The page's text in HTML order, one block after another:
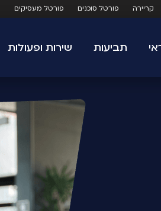
קריירה פורטל סוכנים פורטל מעסיקים
תביעות שירות ופעולות